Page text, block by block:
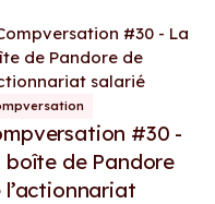
leurs nouveaux
sont précisément
que la Directive est
protéger.
#30 -
boîte de Pandore
l’actionnariat